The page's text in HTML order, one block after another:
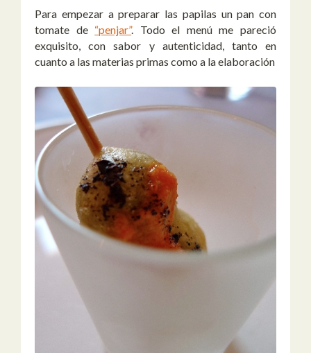
Para empezar a preparar las papilas un pan con
tomate de “penjar”. Todo el menú me pareció
exquisito, con sabor y autenticidad, tanto en
cuanto a las materias primas como a la elaboración